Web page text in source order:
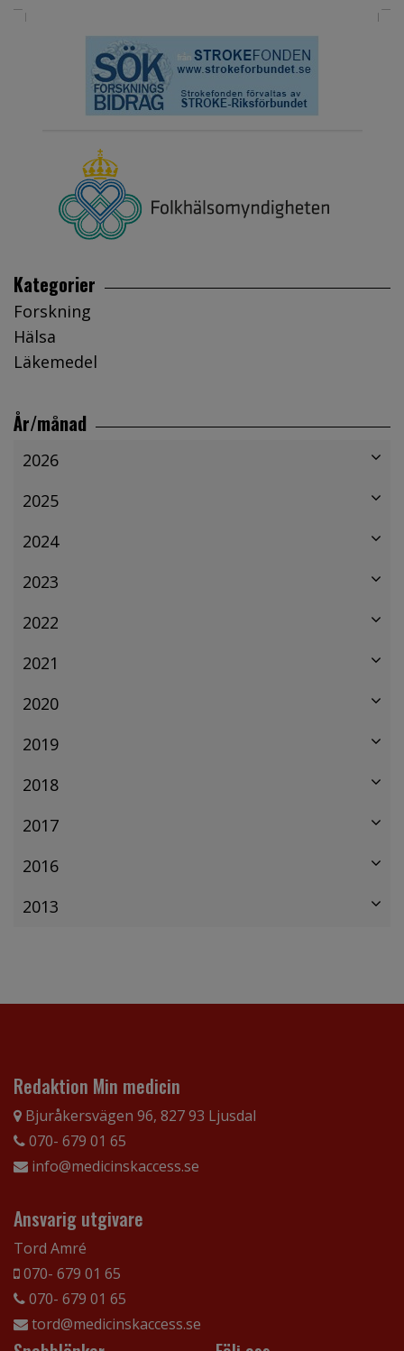
Kategorier
Forskning
Hälsa
Läkemedel
År/månad
2026
2025
2024
2023
2022
2021
2020
2019
2018
2017
2016
2013
Redaktion Min medicin
Bjuråkersvägen 96, 827 93 Ljusdal
070- 679 01 65
info@medicinskaccess.se
Ansvarig utgivare
Tord Amré
070- 679 01 65
070- 679 01 65
tord@medicinskaccess.se